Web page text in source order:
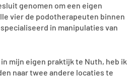
genomen om een eigen
vier de podotherapeuten binnen
in manipulaties van
mijn eigen praktijk te Nuth, heb ik
naar twee andere locaties te